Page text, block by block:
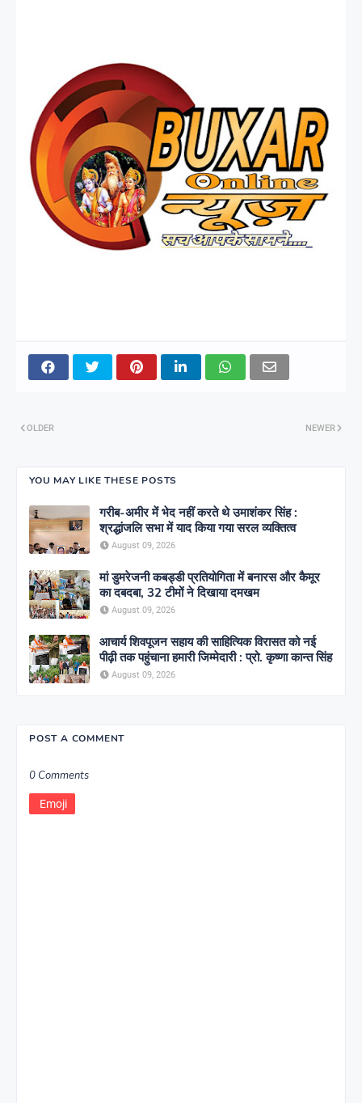
NEWER
OLDER
YOU MAY LIKE THESE POSTS
गरीब-अमीर में भेद नहीं करते थे उमाशंकर सिंह :
श्रद्धांजलि सभा में याद किया गया सरल व्यक्तित्व
August 09, 2026
मां डुमरेजनी कबड्डी प्रतियोगिता में बनारस और कैमूर
का दबदबा, 32 टीमों ने दिखाया दमखम
August 09, 2026
आचार्य शिवपूजन सहाय की साहित्यिक विरासत को नई
पीढ़ी तक पहुंचाना हमारी जिम्मेदारी : प्रो. कृष्णा कान्त सिंह
August 09, 2026
POST A COMMENT
0 Comments
Emoji